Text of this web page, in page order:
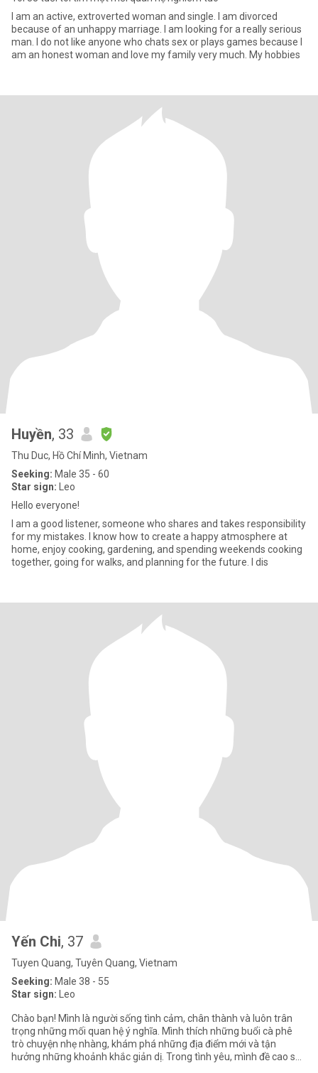
I am an active, extroverted woman and single. I am divorced
because of an unhappy marriage. I am looking for a really serious
man. I do not like anyone who chats sex or plays games because I
am an honest woman and love my family very much. My hobbies
Huyền, 33
Thu Duc, Hồ Chí Minh, Vietnam
Seeking: Male 35 - 60
Star sign: Leo
Hello everyone!
I am a good listener, someone who shares and takes responsibility
for my mistakes. I know how to create a happy atmosphere at
home, enjoy cooking, gardening, and spending weekends cooking
together, going for walks, and planning for the future. I dis
Yến Chi, 37
Tuyen Quang, Tuyên Quang, Vietnam
Seeking: Male 38 - 55
Star sign: Leo
Chào bạn! Mình là người sống tình cảm, chân thành và luôn trân
trọng những mối quan hệ ý nghĩa. Mình thích những buổi cà phê
trò chuyện nhẹ nhàng, khám phá những địa điểm mới và tận
hưởng những khoảnh khắc giản dị. Trong tình yêu, mình đề cao sự